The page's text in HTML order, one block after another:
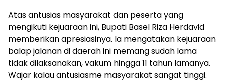
Atas antusias masyarakat dan peserta yang
mengikuti kejuaraan ini, Bupati Basel Riza Herdavid
memberikan apresiasinya. Ia mengatakan kejuaraan
balap jalanan di daerah ini memang sudah lama
tidak dilaksanakan, vakum hingga 11 tahun lamanya.
Wajar kalau antusiasme masyarakat sangat tinggi.